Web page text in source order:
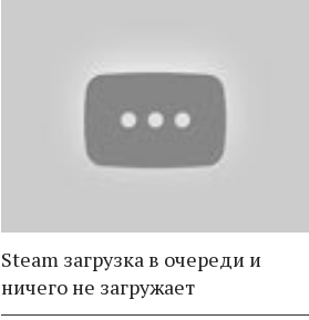
Steam загрузка в очереди и
ничего не загружает